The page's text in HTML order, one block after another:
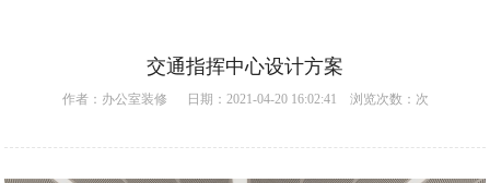
交通指挥中心设计方案
作者： 办公室装修 日期：2021-04-20 16:02:41 浏览次数： 次